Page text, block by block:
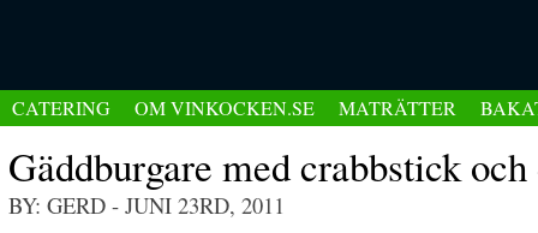
CATERING OM VINKOCKEN.SE MATRÄTTER
Gäddburgare med crabbstick
BY: GERD - JUNI 23RD, 2011